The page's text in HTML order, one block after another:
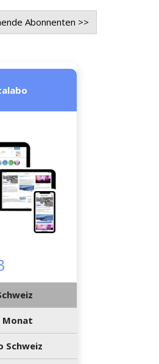
Abonnenten >>
Monat
Schweiz